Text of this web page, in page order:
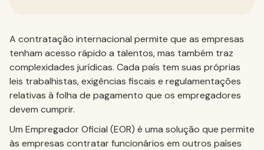
A contratação internacional permite que as empresas
tenham acesso rápido a talentos, mas também traz
complexidades jurídicas. Cada país tem suas próprias
leis trabalhistas, exigências fiscais e regulamentações
relativas à folha de pagamento que os empregadores
devem cumprir.
Um Empregador Oficial (EOR) é uma solução que permite
às empresas contratar funcionários em outros países